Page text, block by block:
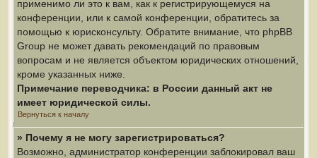
применимо ли это к вам, как к регистрирующемуся на
конференции, или к самой конференции, обратитесь за
помощью к юрисконсульту. Обратите внимание, что phpBB
Group не может давать рекомендаций по правовым
вопросам и не является объектом юридических отношений,
кроме указанных ниже.
Примечание переводчика: в России данный акт не
имеет юридической силы.
Вернуться к началу
» Почему я не могу зарегистрироваться?
Возможно, администратор конференции заблокировал ваш